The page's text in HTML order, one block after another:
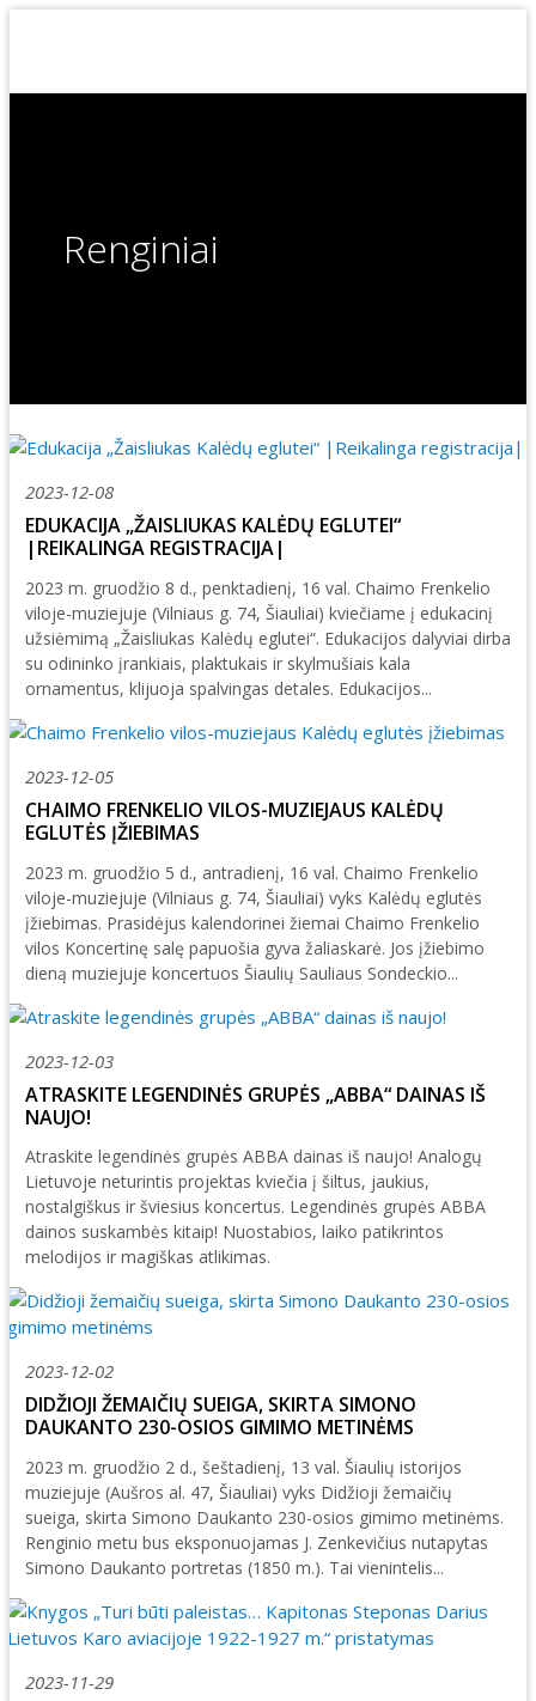
Renginiai
2023-12-08
EDUKACIJA „ŽAISLIUKAS KALĖDŲ EGLUTEI“
|REIKALINGA REGISTRACIJA|
2023 m. gruodžio 8 d., penktadienį, 16 val. Chaimo Frenkelio
viloje-muziejuje (Vilniaus g. 74, Šiauliai) kviečiame į edukacinį
užsiėmimą „Žaisliukas Kalėdų eglutei“. Edukacijos dalyviai dirba
su odininko įrankiais, plaktukais ir skylmušiais kala
ornamentus, klijuoja spalvingas detales. Edukacijos...
2023-12-05
CHAIMO FRENKELIO VILOS-MUZIEJAUS KALĖDŲ
EGLUTĖS ĮŽIEBIMAS
2023 m. gruodžio 5 d., antradienį, 16 val. Chaimo Frenkelio
viloje-muziejuje (Vilniaus g. 74, Šiauliai) vyks Kalėdų eglutės
įžiebimas. Prasidėjus kalendorinei žiemai Chaimo Frenkelio
vilos Koncertinę salę papuošia gyva žaliaskarė. Jos įžiebimo
dieną muziejuje koncertuos Šiaulių Sauliaus Sondeckio...
2023-12-03
ATRASKITE LEGENDINĖS GRUPĖS „ABBA“ DAINAS IŠ
NAUJO!
Atraskite legendinės grupės ABBA dainas iš naujo! Analogų
Lietuvoje neturintis projektas kviečia į šiltus, jaukius,
nostalgiškus ir šviesius koncertus. Legendinės grupės ABBA
dainos suskambės kitaip! Nuostabios, laiko patikrintos
melodijos ir magiškas atlikimas.
2023-12-02
DIDŽIOJI ŽEMAIČIŲ SUEIGA, SKIRTA SIMONO
DAUKANTO 230-OSIOS GIMIMO METINĖMS
2023 m. gruodžio 2 d., šeštadienį, 13 val. Šiaulių istorijos
muziejuje (Aušros al. 47, Šiauliai) vyks Didžioji žemaičių
sueiga, skirta Simono Daukanto 230-osios gimimo metinėms.
Renginio metu bus eksponuojamas J. Zenkevičius nutapytas
Simono Daukanto portretas (1850 m.). Tai vienintelis...
2023-11-29